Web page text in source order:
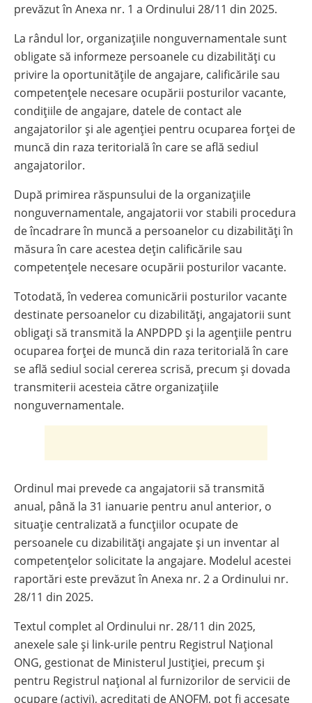
prevăzut în Anexa nr. 1 a Ordinului 28/11 din 2025.
La rândul lor, organizațiile nonguvernamentale sunt
obligate să informeze persoanele cu dizabilități cu
privire la oportunitățile de angajare, calificările sau
competențele necesare ocupării posturilor vacante,
condițiile de angajare, datele de contact ale
angajatorilor și ale agenției pentru ocuparea forței de
muncă din raza teritorială în care se află sediul
angajatorilor.
După primirea răspunsului de la organizațiile
nonguvernamentale, angajatorii vor stabili procedura
de încadrare în muncă a persoanelor cu dizabilități în
măsura în care acestea dețin calificările sau
competențele necesare ocupării posturilor vacante.
Totodată, în vederea comunicării posturilor vacante
destinate persoanelor cu dizabilități, angajatorii sunt
obligați să transmită la ANPDPD și la agențiile pentru
ocuparea forței de muncă din raza teritorială în care
se află sediul social cererea scrisă, precum și dovada
transmiterii acesteia către organizaţiile
nonguvernamentale.
Ordinul mai prevede ca angajatorii să transmită
anual, până la 31 ianuarie pentru anul anterior, o
situație centralizată a funcţiilor ocupate de
persoanele cu dizabilităţi angajate şi un inventar al
competenţelor solicitate la angajare. Modelul acestei
raportări este prevăzut în Anexa nr. 2 a Ordinului nr.
28/11 din 2025.
Textul complet al Ordinului nr. 28/11 din 2025,
anexele sale și link-urile pentru Registrul Național
ONG, gestionat de Ministerul Justiției, precum și
pentru Registrul național al furnizorilor de servicii de
ocupare (activi), acreditați de ANOFM, pot fi accesate